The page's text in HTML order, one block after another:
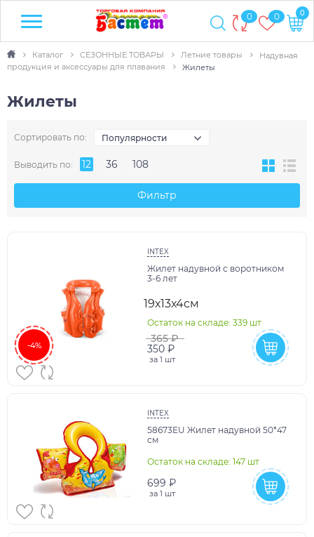
0 0 0
Каталог СЕЗОННЫЕ ТОВАРЫ Летние товары
Надувная
продукция и аксессуары для плавания
Жилеты
Жилеты
Сортировать по: Популярности
Выводить по: 12 36 108
Фильтр
-4%
INTEX
Жилет надувной с воротником
3-6 лет
19х13х4см
Остаток на складе: 339 шт
365 ₽
350 ₽
за 1 шт
INTEX
58673EU Жилет надувной 50*47
см
Остаток на складе: 147 шт
699 ₽
за 1 шт